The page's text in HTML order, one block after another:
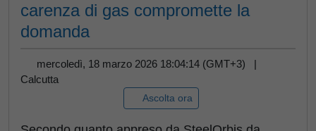
carenza di gas compromette la
domanda
mercoledì, 18 marzo 2026 18:04:14 (GMT+3) |
Calcutta
Ascolta ora